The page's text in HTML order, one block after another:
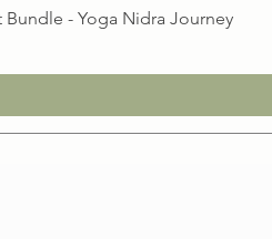
Bundle - Yoga Nidra Journey